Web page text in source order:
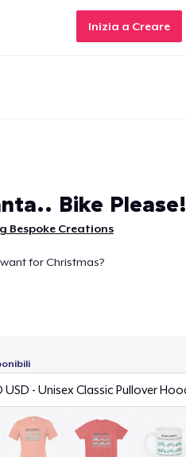
Inizia a Creare
Bike Please!
Bespoke Creations
for Christmas?